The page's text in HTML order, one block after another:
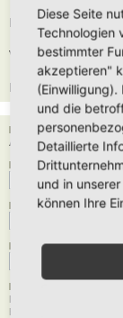
Bitte stellt diese
Viele Grüße
Robert
Empfänger:
Administrator
Deine E-Mail-Adresse:
Dein Name:
Betreff:
Nachrichtentext:
Diese Nachricht wird als
BBCode. Als Antwort-
Diese Seite
Technologien
bestimmter
akzeptieren"
und die
Detaillierte
und in
können Ihre